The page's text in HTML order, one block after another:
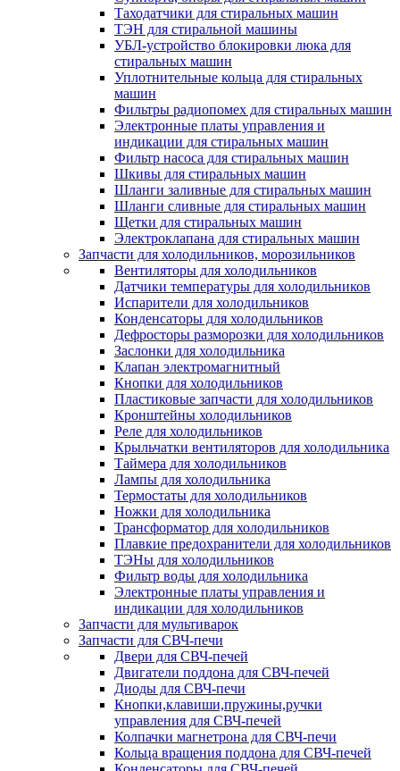
Таходатчики для стиральных машин
ТЭН для стиральной машины
УБЛ-устройство блокировки люка для
стиральных машин
Уплотнительные кольца для стиральных
машин
Фильтры радиопомех для стиральных машин
Электронные платы управления и
индикации для стиральных машин
Фильтр насоса для стиральных машин
Шкивы для стиральных машин
Шланги заливные для стиральных машин
Шланги сливные для стиральных машин
Щетки для стиральных машин
Электроклапана для стиральных машин
Запчасти для холодильников, морозильников
Вентиляторы для холодильников
Датчики температуры для холодильников
Испарители для холодильников
Конденсаторы для холодильников
Дефросторы разморозки для холодильников
Заслонки для холодильника
Клапан электромагнитный
Кнопки для холодильников
Пластиковые запчасти для холодильников
Кронштейны холодильников
Реле для холодильников
Крыльчатки вентиляторов для холодильника
Таймера для холодильников
Лампы для холодильника
Термостаты для холодильников
Ножки для холодильника
Трансформатор для холодильников
Плавкие предохранители для холодильников
ТЭНы для холодильников
Фильтр воды для холодильника
Электронные платы управления и
индикации для холодильников
Запчасти для мультиварок
Запчасти для СВЧ-печи
Двери для СВЧ-печей
Двигатели поддона для СВЧ-печей
Диоды для СВЧ-печи
Кнопки,клавиши,пружины,ручки
управления для СВЧ-печей
Колпачки магнетрона для СВЧ-печи
Кольца вращения поддона для СВЧ-печей